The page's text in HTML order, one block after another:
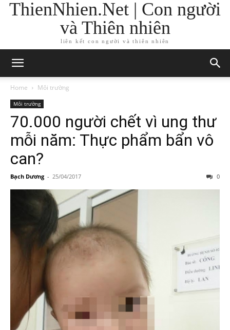
ThienNhien.Net | Con người
và Thiên nhiên
liên kết con người và thiên nhiên
Home Môi trường
Môi trường
70.000 người chết vì ung thư
mỗi năm: Thực phẩm bẩn vô
can?
Bạch Dương - 25/04/2017 0